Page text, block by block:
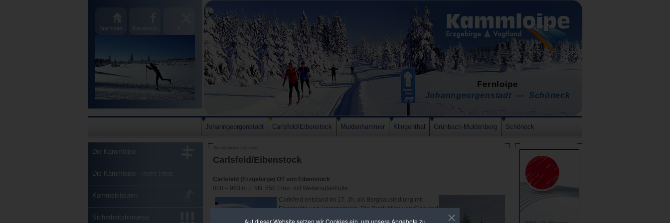
Auf dieser Website setzen wir Cookies ein, um unsere Angebote zu
Startseite Facebook
Fernloipe
Johanngeorgenstadt — Schöneck
Johanngeorgenstadt Carlsfeld/Eibenstock Muldenhammer Klingenthal Grünbach-Muldenberg Schöneck
Die Kammloipe
Die Kammloipe - mehr Infos
Kammskitouren
Sicherheitshinweise
Sie befinden sich hier:
Carlsfeld/Eibenstock
Carlsfeld (Erzgebirge) OT von Eibenstock
800 – 963 m ü.NN, 650 Einw. mit Weitersglashütte
Carlsfeld entstand im 17. Jh. als Bergbausiedlung mit
Eisenhütte und Hammerwerk. Die Produktion von Glas und